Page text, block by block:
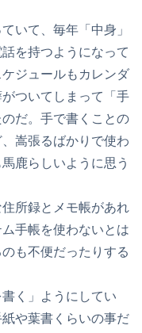
いて、毎年「中身」
を持つようになって
ジュールもカレンダ
ついてしまって「手
だ。手で書くことの
嵩張るばかりで使わ
鹿らしいように思う
所録とメモ帳があれ
手帳を使わないとは
も不便だったりする
く」ようにしてい
や葉書くらいの事だ